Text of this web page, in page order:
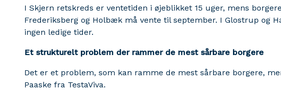
I Skjern retskreds er ventetiden i øjeblikket 15 uger, mens
Frederiksberg og Holbæk må vente til september. I Glostrup og
ingen ledige tider.
Et strukturelt problem der rammer de mest sårbare borgere
Det er et problem, som kan ramme de mest sårbare borgere,
Paaske fra TestaViva.